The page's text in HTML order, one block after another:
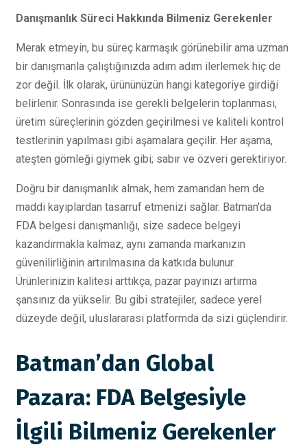
Danışmanlık Süreci Hakkında Bilmeniz Gerekenler
Merak etmeyin, bu süreç karmaşık görünebilir ama uzman
bir danışmanla çalıştığınızda adım adım ilerlemek hiç de
zor değil. İlk olarak, ürününüzün hangi kategoriye girdiği
belirlenir. Sonrasında ise gerekli belgelerin toplanması,
üretim süreçlerinin gözden geçirilmesi ve kaliteli kontrol
testlerinin yapılması gibi aşamalara geçilir. Her aşama,
ateşten gömleği giymek gibi; sabır ve özveri gerektiriyor.
Doğru bir danışmanlık almak, hem zamandan hem de
maddi kayıplardan tasarruf etmenizi sağlar. Batman'da
FDA belgesi danışmanlığı, size sadece belgeyi
kazandırmakla kalmaz, aynı zamanda markanızın
güvenilirliğinin artırılmasına da katkıda bulunur.
Ürünlerinizin kalitesi arttıkça, pazar payınızı artırma
şansınız da yükselir. Bu gibi stratejiler, sadece yerel
düzeyde değil, uluslararası platformda da sizi güçlendirir.
Batman’dan Global
Pazara: FDA Belgesiyle
İlgili Bilmeniz Gerekenler